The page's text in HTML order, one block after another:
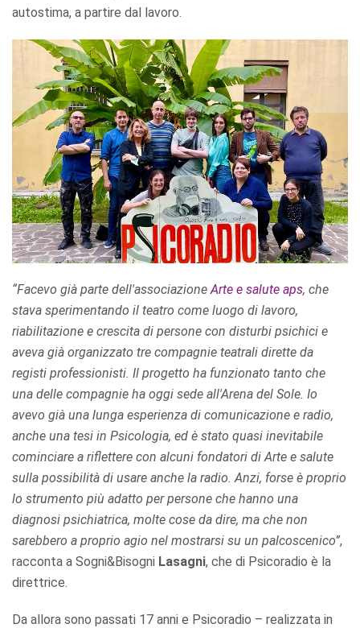
autostima, a partire dal lavoro.
“Facevo già parte dell'associazioneArte e salute aps, che
stava sperimentando il teatro come luogo di lavoro,
riabilitazione e crescita di persone con disturbi psichici e
aveva già organizzato tre compagnie teatrali dirette da
registi professionisti. Il progetto ha funzionato tanto che
una delle compagnie ha oggi sede all'Arena del Sole. Io
avevo già una lunga esperienza di comunicazione e radio,
anche una tesi in Psicologia, ed è stato quasi inevitabile
cominciare a riflettere con alcuni fondatori di Arte e salute
sulla possibilità di usare anche la radio. Anzi, forse è proprio
lo strumento più adatto per persone che hanno una
diagnosi psichiatrica, molte cose da dire, ma che non
sarebbero a proprio agio nel mostrarsi su un palcoscenico”,
racconta a Sogni&Bisogni Lasagni, che di Psicoradio è la
direttrice.
Da allora sono passati 17 anni e Psicoradio – realizzata in